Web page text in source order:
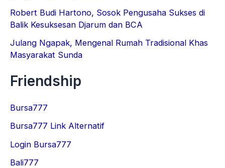
Robert Budi Hartono, Sosok Pengusaha Sukses di
Balik Kesuksesan Djarum dan BCA
Julang Ngapak, Mengenal Rumah Tradisional Khas
Masyarakat Sunda
Friendship
Bursa777
Bursa777 Link Alternatif
Login Bursa777
Bali777